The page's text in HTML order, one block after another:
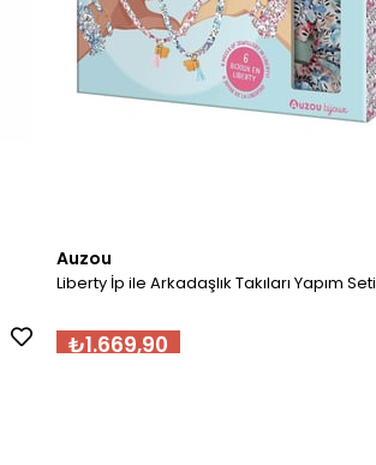
Auzou
Liberty İp ile Arkadaşlık Takıları Yapım Seti
₺1.669,90